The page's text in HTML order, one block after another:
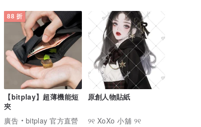
88 折
【bitplay】超薄機能短
夾
廣告
bitplay 官方直營
原創人物貼紙
୨୧ XoXo 小舖 ୨୧